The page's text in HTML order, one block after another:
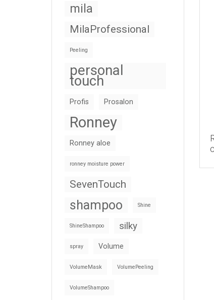
mila
MilaProfessional
Peeling
personal
touch
Profis Prosalon
Ronney
Ronney aloe
ronney moisture power
SevenTouch
shampoo Shine
ShineShampoo silky
spray Volume
VolumeMask VolumePeeling
VolumeShampoo